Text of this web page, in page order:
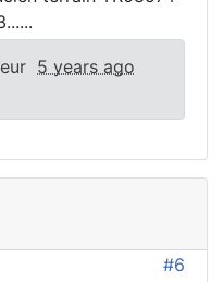
5 years ago
#6